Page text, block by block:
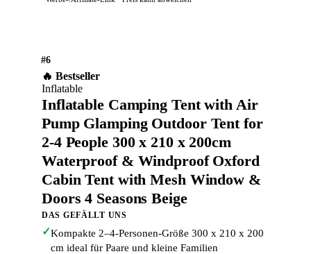
#6
🔥 Bestseller
Inflatable
Inflatable Camping Tent with Air
Pump Glamping Outdoor Tent for
2-4 People 300 x 210 x 200cm
Waterproof & Windproof Oxford
Cabin Tent with Mesh Window &
Doors 4 Seasons Beige
DAS GEFÄLLT UNS
✓Kompakte 2–4-Personen-Größe 300 x 210 x 200
cm ideal für Paare und kleine Familien